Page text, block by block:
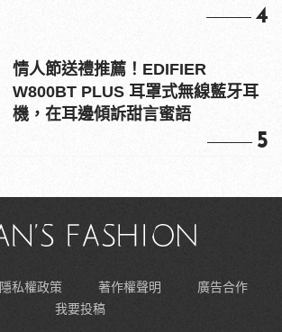
4
情人節送禮推薦！EDIFIER
W800BT PLUS 耳罩式無線藍牙耳
機，在耳邊傾訴甜言蜜語
5
隱私權政策 著作權聲明
廣告合作
我要投稿